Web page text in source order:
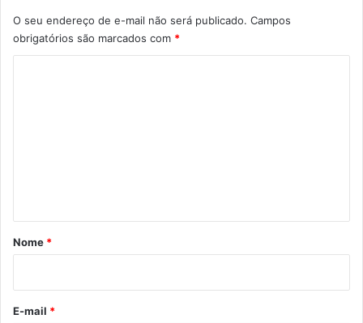
O seu endereço de e-mail não será publicado. Campos
obrigatórios são marcados com *
r
*
Nome *
E-mail *